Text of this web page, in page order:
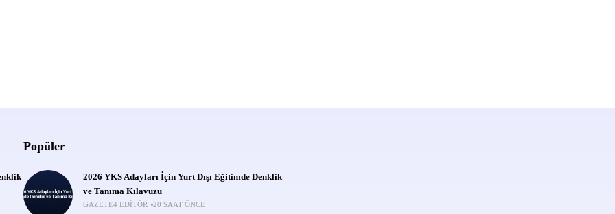
Popüler
2026 YKS Adayları İçin Yurt Dışı Eğitimde Denklik
ve Tanıma Kılavuzu
GAZETE4 EDITÖR 20 SAAT ÖNCE